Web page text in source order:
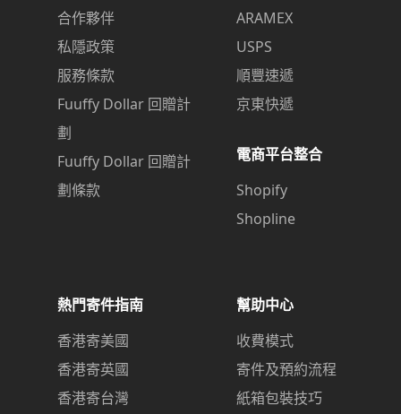
合作夥伴
私隱政策
服務條款
Fuuffy Dollar 回贈計
劃
Fuuffy Dollar 回贈計
劃條款
ARAMEX
USPS
順豐速遞
京東快遞
電商平台整合
Shopify
Shopline
熱門寄件指南
香港寄美國
香港寄英國
香港寄台灣
幫助中心
收費模式
寄件及預約流程
紙箱包裝技巧